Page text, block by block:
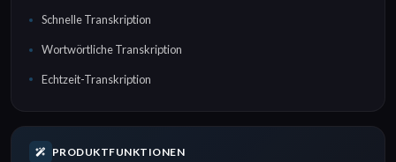
Schnelle Transkription
Wortwörtliche Transkription
Echtzeit-Transkription
PRODUKTFUNKTIONEN